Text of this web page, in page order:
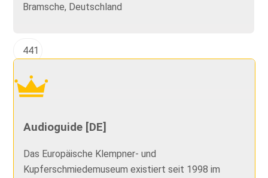
Bramsche, Deutschland
441
Audioguide [DE]
Das Europäische Klempner- und
Kupferschmiedemuseum existiert seit 1998 im